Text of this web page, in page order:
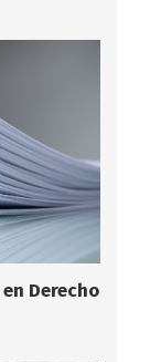
Derecho